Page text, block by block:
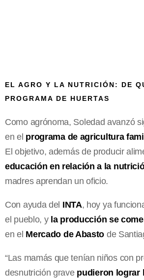
EL AGRO Y LA NUTRICIÓN: DE
PROGRAMA DE HUERTAS
Como agrónoma, Soledad avanzó
en el programa de agricultura
El objetivo, además de producir
educación en relación a la
madres aprendan un oficio.
Con ayuda del INTA, hoy ya
el pueblo, yla producción se
en el Mercado de Abasto de
“Las mamás que tenían niños con
desnutrición gravepudieron lograr